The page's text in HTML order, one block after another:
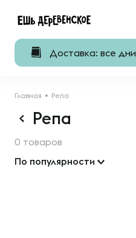
Доставка: все дни
Главная Репа
Репа
0 товаров
По популярности